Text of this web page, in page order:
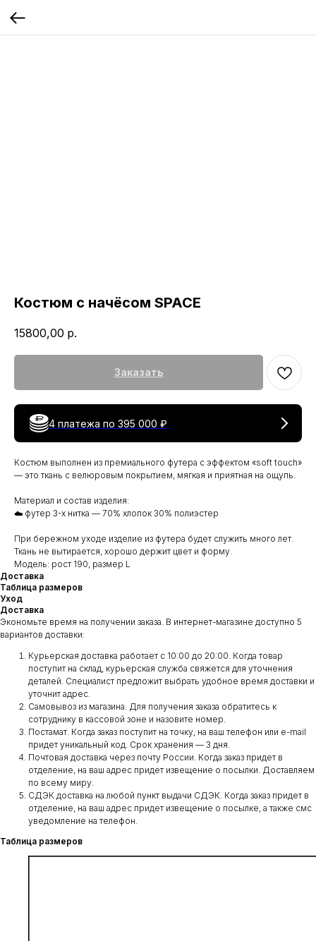
Костюм с начёсом SPACE
15800,00 р.
Заказать
4 платежа по 395 000 ₽
Костюм выполнен из премиального футера с эффектом «soft touch»
— это ткань с велюровым покрытием, мягкая и приятная на ощупь.
Материал и состав изделия:
☁️ футер 3-х нитка — 70% хлопок 30% полиэстер
При бережном уходе изделие из футера будет служить много лет.
Ткань не вытирается, хорошо держит цвет и форму.
Модель: рост 190, размер L
Доставка
Таблица размеров
Уход
Доставка
Экономьте время на получении заказа. В интернет-магазине доступно 5
вариантов доставки:
Курьерская доставка работает с 10:00 до 20:00. Когда товар
поступит на склад, курьерская служба свяжется для уточнения
деталей. Специалист предложит выбрать удобное время доставки и
уточнит адрес.
Самовывоз из магазина. Для получения заказа обратитесь к
сотруднику в кассовой зоне и назовите номер.
Постамат. Когда заказ поступит на точку, на ваш телефон или e-mail
придет уникальный код. Срок хранения — 3 дня.
Почтовая доставка через почту России. Когда заказ придет в
отделение, на ваш адрес придет извещение о посылки. Доставляем
по всему миру.
СДЭК доставка на любой пункт выдачи СДЭК. Когда заказ придет в
отделение, на ваш адрес придет извещение о посылке, а также смс
уведомление на телефон.
Таблица размеров